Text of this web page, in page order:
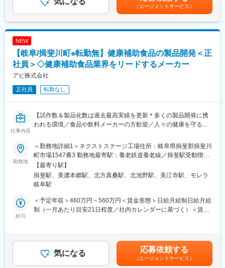
レンジしたい方や正社員として安定した企業で腰を据えて働きた
せん。
■組織構成：
・マネージャー：１名
・リーダー：２名
・スタッフ：30名
変更の範囲：会社の定める業務
です。
（エージェントサービス）
NEW
【岐阜/揖斐川町※転勤無】健康補助食品の製品開発＜正
社員＞◇健康補助食品業界をリードするメーカー
アピ株式会社
正社員 転勤なし
仕事内容
【試作数＆製品化数は過去最高実績を更新＊多くの製品開発に携
われる環境／食品や飲料メーカーの方歓迎／人々の健康を守る◎
■職務内容：
当社で開発・製造する健康補助食品の開発をお任せします。
錠剤、ソフトカプセル、栄養ドリンク、青汁、コラーゲン等々、
機能性表示食品や特定保健用食品などの健康補助食品を取り扱っ
ております。
＜具体的な業務内容＞
◎成分や原料の決定
価をもとに改良します。チームで意見を交わしながら、数回～多
いときには10回以上試作を繰り返します。試作品ごとに分析、報
告書の作成も行います。
勤務地
＜勤務地詳細1＞ネクストステージ工場住所：岐阜県揖斐郡揖斐川
町市場1547番3 勤務地最寄駅：養老鉄道養老線／揖斐駅受動喫煙
対策：屋内喫煙可能場所あり＜勤務地詳細2＞池田工場住所：岐阜
県揖斐郡池田町小牛743-1 勤務地最寄駅：養老鉄道養老線／美濃
本郷駅受動喫煙対策：屋内喫煙可能場所あり＜勤務地詳細3＞本巣
／北神戸駅受動喫煙対策：屋内全面禁煙変更の範囲：会社の定め
る事業所
【最寄り駅】
揖斐駅、美濃本郷駅、北方真桑駅、北池野駅、美江寺駅、モレラ
岐阜駅
給与
＜予定年収＞460万円～560万円＜賃金形態＞日給月給制日給月給
制（一月あたり目安21日程度／社内カレンダーに基づく）＜賃金
目安の金額であり、ご本人の経験・能力・前給を考慮の上決定し
ます。■昇給：年1回（9月）■賞与：年2回（7・12月）※昨年度実
績4.6ヶ月分／実績により決算賞与あり■その他固定手当：食事手
気になる 応募依頼する
（エージェントサービス）